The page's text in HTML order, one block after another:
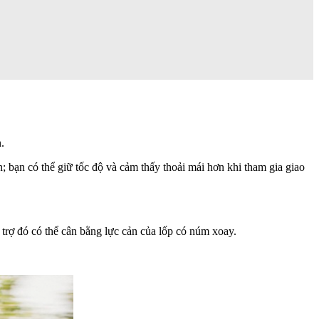
có thể giữ tốc độ và cảm thấy thoải mái hơn khi tham gia giao
đó có thể cân bằng lực cản của lốp có núm xoay.